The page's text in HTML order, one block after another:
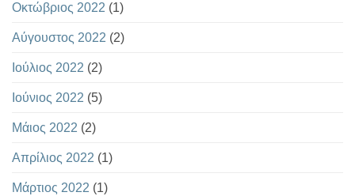
Οκτώβριος 2022 (1)
Αύγουστος 2022 (2)
Ιούλιος 2022 (2)
Ιούνιος 2022 (5)
Μάιος 2022 (2)
Απρίλιος 2022 (1)
Μάρτιος 2022 (1)